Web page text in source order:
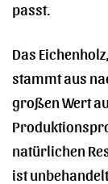
passt.
Das
stammt aus
großen Wert
natürlichen
ist